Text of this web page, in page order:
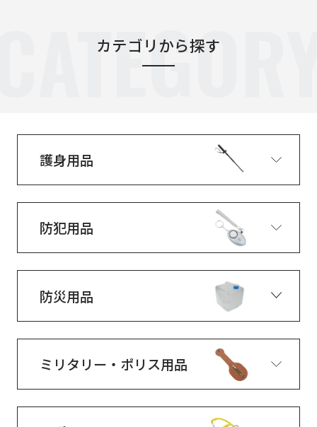
カテゴリから探す
護身用品
防犯用品
防災用品
ミリタリー・ポリス用品